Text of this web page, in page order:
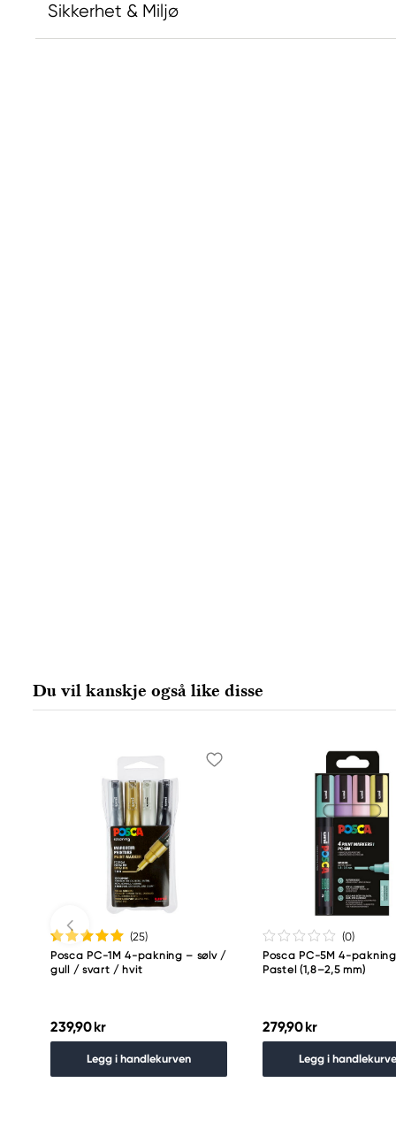
Sikkerhet & Miljø
Du vil kanskje også like disse
(25)
Posca PC-1M 4-pakning – sølv /
gull / svart / hvit
239,90 kr
Legg i handlekurven
(0)
Posca PC-5M 4-
Pastel (1,8–2,5 mm)
279,90 kr
Legg i